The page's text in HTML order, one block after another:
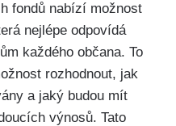
fondů nabízí možnost
nejlépe odpovídá
každého občana. To
rozhodnout, jak
a jaký budou mít
výnosů. Tato